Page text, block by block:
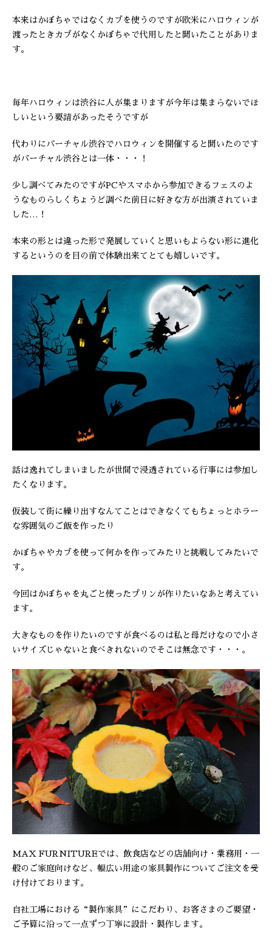
本来はかぼちゃではなくカブを使うのですが欧米にハロウィンが
渡ったときカブがなくかぼちゃで代用したと聞いたことがありま
す。
毎年ハロウィンは渋谷に人が集まりますが今年は集まらないでほ
しいという要請があったそうですが
代わりにバーチャル渋谷でハロウィンを開催すると聞いたのです
がバーチャル渋谷とは一体・・・！
少し調べてみたのですがPCやスマホから参加できるフェスのよ
うなものらしくちょうど調べた前日に好きな方が出演されていま
した…！
本来の形とは違った形で発展していくと思いもよらない形に進化
するというのを目の前で体験出来てとても嬉しいです。
話は逸れてしまいましたが世間で浸透されている行事には参加し
たくなります。
仮装して街に繰り出すなんてことはできなくてもちょっとホラー
な雰囲気のご飯を作ったり
かぼちゃやカブを使って何かを作ってみたりと挑戦してみたいで
す。
今回はかぼちゃを丸ごと使ったプリンが作りたいなあと考えてい
ます。
大きなものを作りたいのですが食べるのは私と母だけなので小さ
いサイズじゃないと食べきれないのでそこは無念です・・・。
MAX FURNITUREでは、飲食店などの店舗向け・業務用・一
般のご家庭向けなど、幅広い用途の家具製作についてご注文を受
け付けております。
自社工場における“製作家具”にこだわり、お客さまのご要望・
ご予算に沿って一点ずつ丁寧に設計・製作します。